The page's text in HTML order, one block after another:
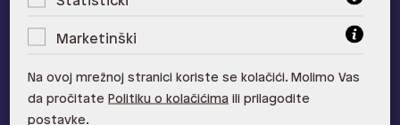
Učlani se u ALDO A-list program vjernostii ostvari 5% popusta
na novu kolekciju!
Marketinški
Na ovoj mrežnoj stranici koriste se kolačići. Molimo Vas
da pročitate Politiku o kolačićima ili prilagodite
postavke.